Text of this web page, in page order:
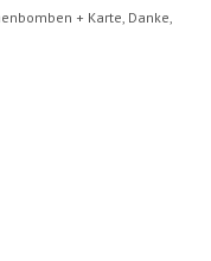
+ Karte, Danke,